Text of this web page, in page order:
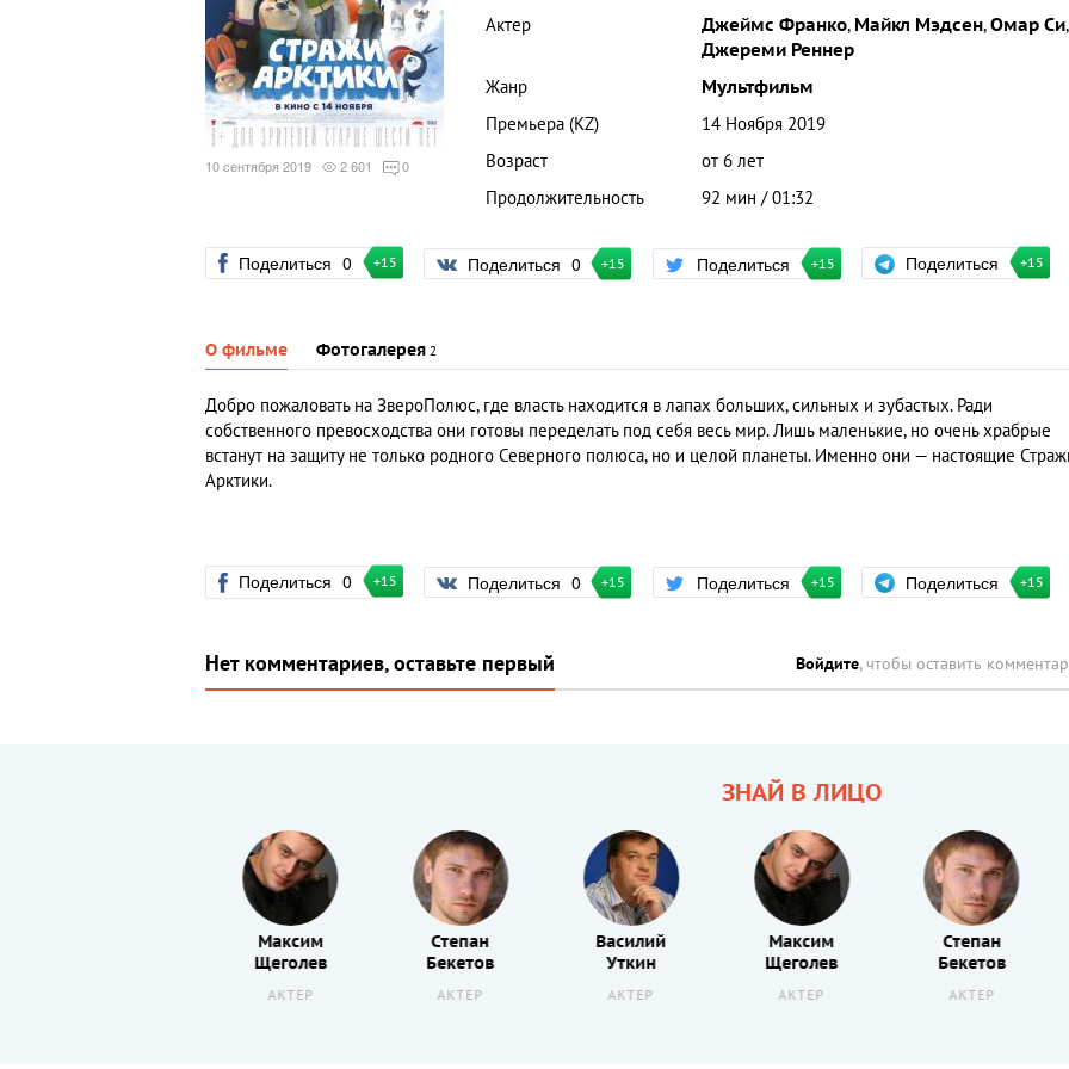
10 сентября 2019 2 601 0
Актер Джеймс Франко, Майкл Мэдсен,Омар Си,
Джереми Реннер
Жанр
Мультфильм
Премьера (KZ)
14 Ноября 2019
Возраст
от 6 лет
Продолжительность
92 мин / 01:32
Поделиться 0 +15 Поделиться 0 +15 Поделиться +15 Поделиться +15
О фильме Фотогалерея 2
Добро пожаловать на ЗвероПолюс, где власть находится в лапах больших, сильных и зубастых. Ради
собственного превосходства они готовы переделать под себя весь мир. Лишь маленькие, но очень храбрые
встанут на защиту не только родного Северного полюса, но и целой планеты. Именно они — настоящие
Арктики.
Поделиться 0 +15 Поделиться 0 +15 Поделиться +15 Поделиться +15
Нет комментариев, оставьте первый Войдите, чтобы оставить
ЗНАЙ В ЛИЦО
Максим
Щеголев
АКТЕР
Степан
Бекетов
АКТЕР
Василий
Уткин
АКТЕР
Максим
Щеголев
АКТЕР
Степан
Бекетов
АКТЕР